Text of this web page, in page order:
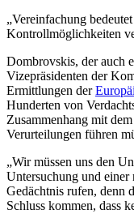
„Vereinfachung
Kontrollmöglichkeiten
Dombrovskis, der auch
Vizepräsidenten der
Ermittlungen der
Hunderten von
Zusammenhang mit
Verurteilungen führen
„Wir müssen uns den
Untersuchung und einer
Gedächtnis rufen, denn
Schluss kommen, dass